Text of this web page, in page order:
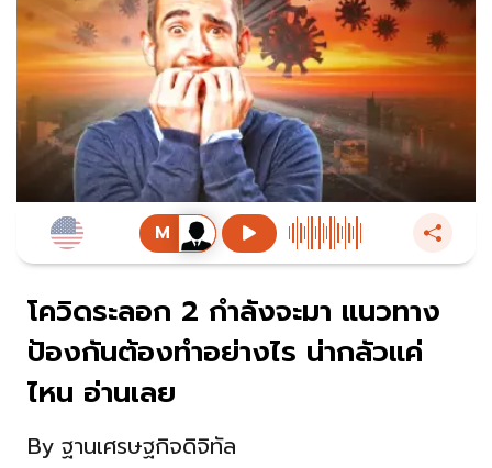
โควิดระลอก 2 กำลังจะมา แนวทาง
ป้องกันต้องทำอย่างไร น่ากลัวแค่
ไหน อ่านเลย
By ฐานเศรษฐกิจดิจิทัล